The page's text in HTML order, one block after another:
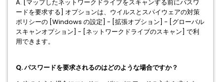
A. [マップしたネットワークドライブをスキャンする前にパスワ
ードを要求する] オプションは、ウイルスとスパイウェアの対策
ポリシーの [Windows の設定] - [拡張オプション] - [グローバル
スキャンオプション] - [ネットワークドライブのスキャン] で利
用できます。
Q. パスワードを要求されるのはどのような場合ですか？